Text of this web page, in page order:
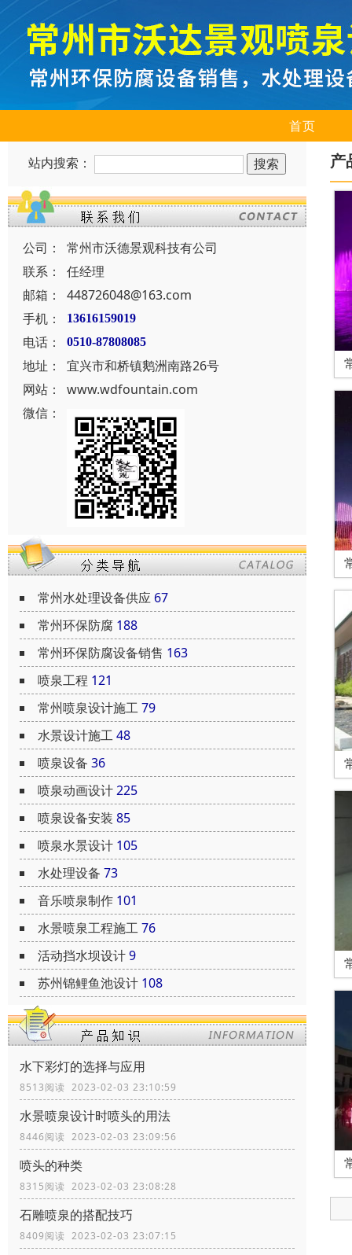
首页
站内搜索：
公司：
常州市沃德景观科技有公司
联系：
任经理
邮箱：
448726048@163.com
手机：
13616159019
电话： 0510-87808085
地址：
宜兴市和桥镇鹅洲南路26号
网站：
www.wdfountain.com
微信：
常州水处理设备供应 67
常州环保防腐 188
常州环保防腐设备销售 163
喷泉工程 121
常州喷泉设计施工79
水景设计施工48
喷泉设备 36
喷泉动画设计225
喷泉设备安装 85
喷泉水景设计 105
水处理设备 73
音乐喷泉制作 101
水景喷泉工程施工76
活动挡水坝设计9
苏州锦鲤鱼池设计 108
水下彩灯的选择与应用
8513阅读 2023-02-03 23:10:59
水景喷泉设计时喷头的用法
8446阅读 2023-02-03 23:09:56
喷头的种类
8315阅读 2023-02-03 23:08:28
石雕喷泉的搭配技巧
8409阅读 2023-02-03 23:07:15
产